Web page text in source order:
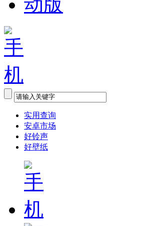
实用查询
安卓市场
好铃声
好壁纸